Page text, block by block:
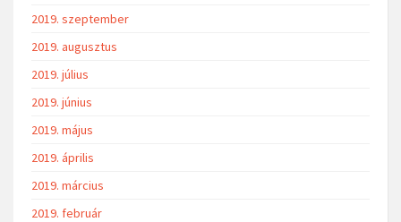
2019. szeptember
2019. augusztus
2019. július
2019. június
2019. május
2019. április
2019. március
2019. február